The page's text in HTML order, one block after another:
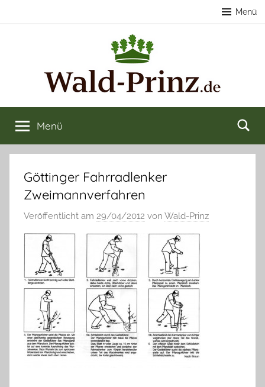
Menü
Nachhaltige
Forstwirtschaft
Naturerlebnisse
Wald
kaufen
verkaufen
Menü
Göttinger Fahrradlenker
Zweimannverfahren
Veröffentlicht am 29/04/2012 von Wald-Prinz